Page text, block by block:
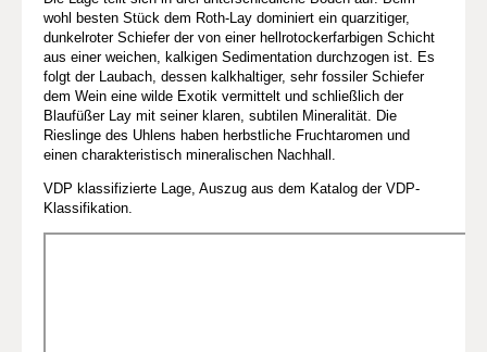
wohl besten Stück dem Roth-Lay dominiert ein quarzitiger,
dunkelroter Schiefer der von einer hellrotockerfarbigen Schicht
aus einer weichen, kalkigen Sedimentation durchzogen ist. Es
folgt der Laubach, dessen kalkhaltiger, sehr fossiler Schiefer
dem Wein eine wilde Exotik vermittelt und schließlich der
Blaufüßer Lay mit seiner klaren, subtilen Mineralität. Die
Rieslinge des Uhlens haben herbstliche Fruchtaromen und
einen charakteristisch mineralischen Nachhall.
VDP klassifizierte Lage, Auszug aus dem Katalog der VDP-
Klassifikation.